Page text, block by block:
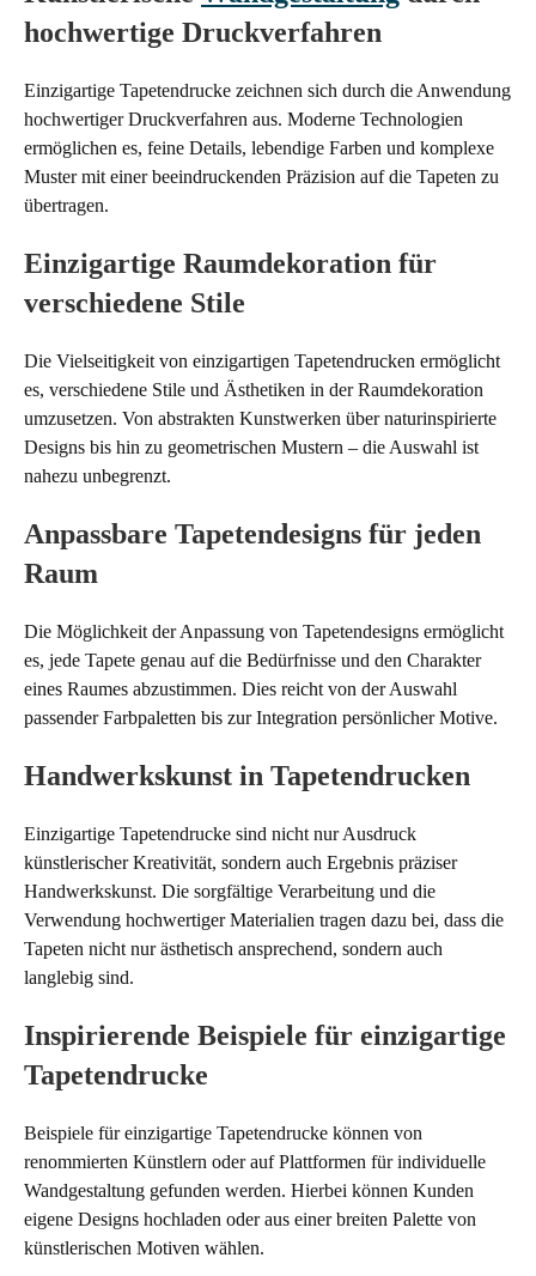
hochwertige Druckverfahren
Einzigartige Tapetendrucke zeichnen sich durch die Anwendung
hochwertiger Druckverfahren aus. Moderne Technologien
ermöglichen es, feine Details, lebendige Farben und komplexe
Muster mit einer beeindruckenden Präzision auf die Tapeten zu
übertragen.
Einzigartige Raumdekoration für
verschiedene Stile
Die Vielseitigkeit von einzigartigen Tapetendrucken ermöglicht
es, verschiedene Stile und Ästhetiken in der Raumdekoration
umzusetzen. Von abstrakten Kunstwerken über naturinspirierte
Designs bis hin zu geometrischen Mustern – die Auswahl ist
nahezu unbegrenzt.
Anpassbare Tapetendesigns für jeden
Raum
Die Möglichkeit der Anpassung von Tapetendesigns ermöglicht
es, jede Tapete genau auf die Bedürfnisse und den Charakter
eines Raumes abzustimmen. Dies reicht von der Auswahl
passender Farbpaletten bis zur Integration persönlicher Motive.
Handwerkskunst in Tapetendrucken
Einzigartige Tapetendrucke sind nicht nur Ausdruck
künstlerischer Kreativität, sondern auch Ergebnis präziser
Handwerkskunst. Die sorgfältige Verarbeitung und die
Verwendung hochwertiger Materialien tragen dazu bei, dass die
Tapeten nicht nur ästhetisch ansprechend, sondern auch
langlebig sind.
Inspirierende Beispiele für einzigartige
Tapetendrucke
Beispiele für einzigartige Tapetendrucke können von
renommierten Künstlern oder auf Plattformen für individuelle
Wandgestaltung gefunden werden. Hierbei können Kunden
eigene Designs hochladen oder aus einer breiten Palette von
künstlerischen Motiven wählen.